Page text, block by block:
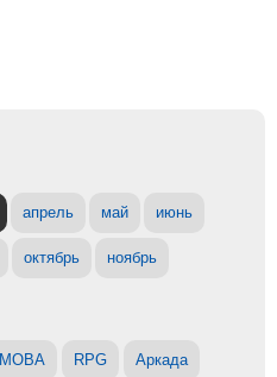
апрель май июнь
октябрь ноябрь
MOBA RPG Аркада